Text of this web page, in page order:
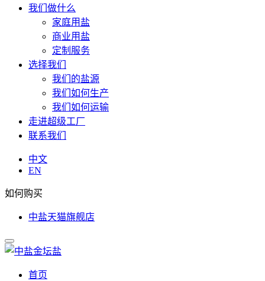
我们做什么
家庭用盐
商业用盐
定制服务
选择我们
我们的盐源
我们如何生产
我们如何运输
走进超级工厂
联系我们
中文
EN
如何购买
中盐天猫旗舰店
首页